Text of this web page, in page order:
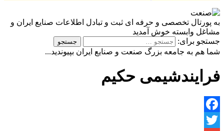
به پورتال تخصصی و حرفه ای ثبت و تبادل اطلاعات صنایع ایران و
مشاغل وابسته خوش آمدید
جستجو برای:
شما هم به جامعه بزرگ صنعت و صنایع ایران بپیوندید...
فرایندشیمی حکیم
Facebook